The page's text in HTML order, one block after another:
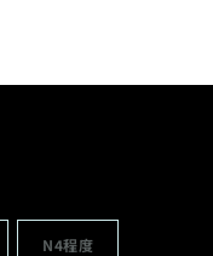
N4程度